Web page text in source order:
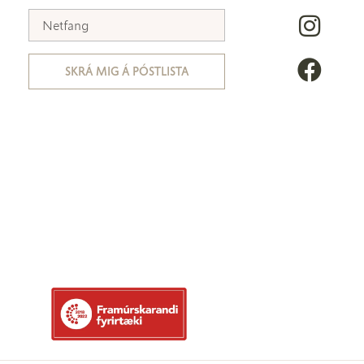
SKRÁ MIG Á PÓSTLISTA